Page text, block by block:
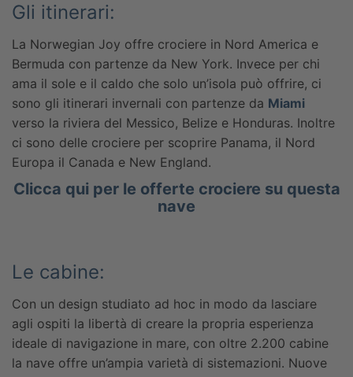
Gli itinerari:
La Norwegian Joy offre crociere in Nord America e
Bermuda con partenze da New York. Invece per chi
ama il sole e il caldo che solo un’isola può offrire, ci
sono gli itinerari invernali con partenze da Miami
verso la riviera del Messico, Belize e Honduras. Inoltre
ci sono delle crociere per scoprire Panama, il Nord
Europa il Canada e New England.
Clicca qui per le offerte crociere su questa
nave
Le cabine:
Con un design studiato ad hoc in modo da lasciare
agli ospiti la libertà di creare la propria esperienza
ideale di navigazione in mare, con oltre 2.200 cabine
la nave offre un’ampia varietà di sistemazioni. Nuove